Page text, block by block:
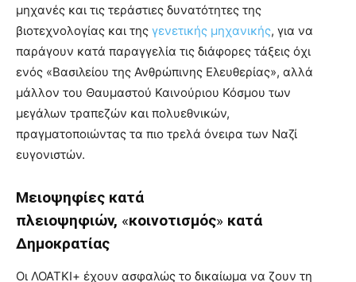
μηχανές και τις τεράστιες δυνατότητες της
βιοτεχνολογίας και της γενετικής μηχανικής, για να
παράγουν κατά παραγγελία τις διάφορες τάξεις όχι
ενός «Βασιλείου της Ανθρώπινης Ελευθερίας», αλλά
μάλλον του Θαυμαστού Καινούριου Κόσμου των
μεγάλων τραπεζών και πολυεθνικών,
πραγματοποιώντας τα πιο τρελά όνειρα των Ναζί
ευγονιστών.
Μειοψηφίες κατά
πλειοψηφιών, «κοινοτισμός» κατά
Δημοκρατίας
Οι ΛΟΑΤΚΙ+ έχουν ασφαλώς το δικαίωμα να ζουν τη